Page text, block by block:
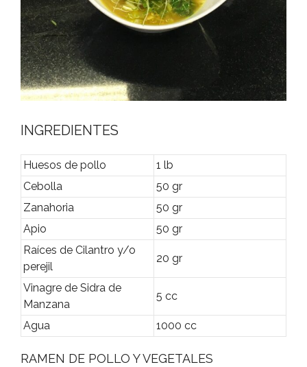
INGREDIENTES
Huesos de pollo
1 lb
Cebolla
50 gr
Zanahoria
50 gr
Apio
50 gr
Raíces de Cilantro y/o
perejil
20 gr
Vinagre de Sidra de
Manzana
5 cc
Agua 1000 cc
RAMEN DE POLLO Y VEGETALES